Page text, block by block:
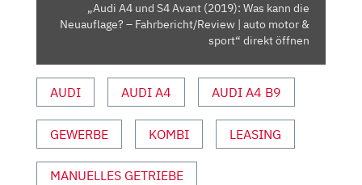
NEUAUFLAGE?
|
AUTO
MOTOR
VON
„Audi A4 und S4 Avant (2019): Was kann die
Neuauflage? – Fahrbericht/Review | auto motor &
sport“ direkt öffnen
AUDI AUDI A4 AUDI A4 B9
GEWERBE KOMBI LEASING
MANUELLES GETRIEBE